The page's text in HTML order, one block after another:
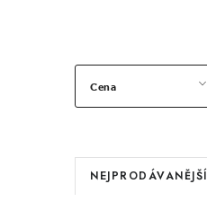
Cena
ŘNEJPRODÁVANĚJŠÍ